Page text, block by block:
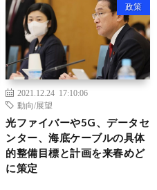
政策
2021.12.24 17:10:06
動向/展望
光ファイバーや5G、データセ
ンター、海底ケーブルの具体
的整備目標と計画を来春めど
に策定